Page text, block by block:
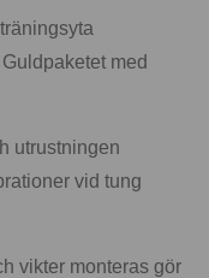
med
utrustningen
vid tung
vikter monteras gör